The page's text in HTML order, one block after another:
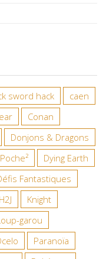
sword hack
caen
Conan
Donjons & Dragons
Dying Earth
Fantastiques
H2J
Knight
garou
Paranoïa